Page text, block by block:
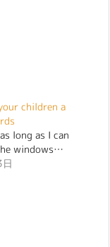
children a
long as I can
windows…